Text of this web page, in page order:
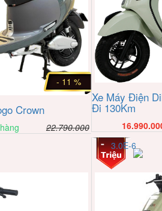
Crown
22.790.000
- 11 %
Xe Máy Điện
Đi 130Km
3.0E-6